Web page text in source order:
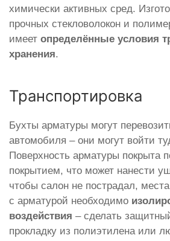
химически активных сред.
прочных стекловолокон и
имеет определённые условия
хранения.
Транспортировка
Бухты арматуры могут
автомобиля – они могут войти
Поверхность арматуры покрыта
покрытием, что может нанести
чтобы салон не пострадал,
с арматурой необходимо
воздействия – сделать
прокладку из полиэтилена или